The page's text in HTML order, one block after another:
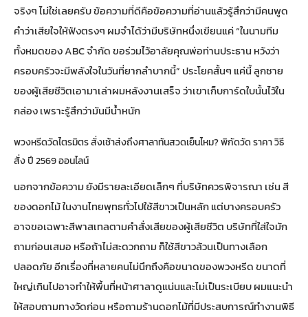
จริงๆ ไม่ใช่เลยครับ ข้อความที่ดีคือข้อความที่อ่านแล้วรู้สึกว่ามีคนพูด
คำว่าเสียใจให้ฟังตรงๆ ผมจำได้ว่ามีบริษัทหนึ่งเขียนแค่ “ในนามทีม
ทั้งหมดของ ABC จำกัด ขอร่วมไว้อาลัยคุณพ่อท่านประธาน หวังว่า
ครอบครัวจะมีพลังใจในวันที่ยากลำบากนี้” ประโยคสั้นๆ แค่นี้ ลูกชาย
ของผู้เสียชีวิตเอามาเล่าผมหลังงานเสร็จ ว่าเขาเก็บการ์ดใบนั้นไว้ใน
กล่อง เพราะรู้สึกว่ามันมีน้ำหนัก
พวงหรีดวัดไตรมิตร สั่งเช้าส่งถึงศาลาทันสวดเย็นไหม? พิกัดวัด ราคา วิธี
สั่ง ปี 2569 ออนไลน์
นอกจากข้อความ ยังมีรายละเอียดเล็กๆ ที่บริษัทควรพิจารณา เช่น สี
ของดอกไม้ ในงานไทยพุทธทั่วไปใช้สีขาวเป็นหลัก แต่บางครอบครัว
อาจขอเฉพาะสีพาสเทลตามคำสั่งเสียของผู้เสียชีวิต บริษัทที่ใส่ใจมัก
ถามก่อนเสมอ หรือถ้าไม่สะดวกถาม ก็ใช้สีขาวล้วนเป็นทางเลือก
ปลอดภัย อีกเรื่องที่หลายคนไม่นึกถึงคือขนาดของพวงหรีด ขนาดที่
ใหญ่เกินไปอาจทำให้พื้นที่หน้าศาลาดูแน่นและไม่เป็นระเบียบ ผมแนะนำ
ให้สอบถามทางวัดก่อน หรือถามร้านดอกไม้ที่มีประสบการณ์ทำงานพิธี